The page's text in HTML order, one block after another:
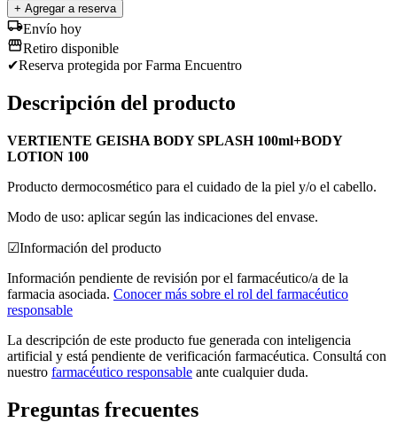
+ Agregar a reserva
Envío hoy
Retiro disponible
✔Reserva protegida por Farma Encuentro
Descripción del producto
VERTIENTE GEISHA BODY SPLASH 100ml+BODY
LOTION 100
Producto dermocosmético para el cuidado de la piel y/o el cabello.
Modo de uso: aplicar según las indicaciones del envase.
☑Información del producto
Información pendiente de revisión por el farmacéutico/a de la
farmacia asociada. Conocer más sobre el rol del farmacéutico
responsable
La descripción de este producto fue generada con inteligencia
artificial y está pendiente de verificación farmacéutica. Consultá con
nuestro farmacéutico responsable ante cualquier duda.
Preguntas frecuentes